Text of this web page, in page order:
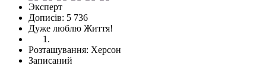
Эксперт
Дописів: 5 736
Дуже люблю Життя!
Розташування: Херсон
Записаний